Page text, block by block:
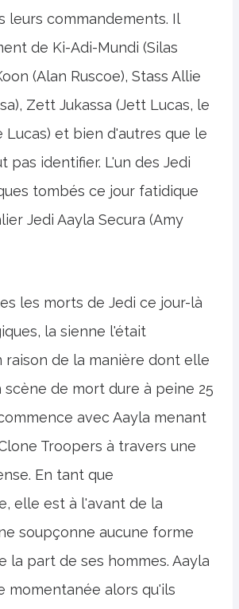
leurs commandements. Il
de Ki-Adi-Mundi (Silas
(Alan Ruscoe), Stass Allie
Zett Jukassa (Jett Lucas, le
Lucas) et bien d'autres que le
pas identifier. L'un des Jedi
tombés ce jour fatidique
Jedi Aayla Secura (Amy
les morts de Jedi ce jour-là
la sienne l'était
raison de la manière dont elle
scène de mort dure à peine 25
avec Aayla menant
Troopers à travers une
En tant que
elle est à l'avant de la
soupçonne aucune forme
la part de ses hommes. Aayla
momentanée alors qu'ils